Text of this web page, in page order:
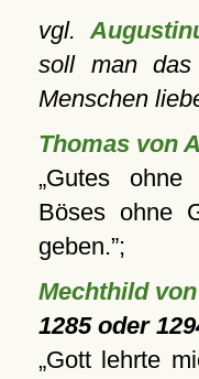
vgl.
soll man
Menschen
Thomas von
Gutes
Böses ohne
geben. ;
Mechthild
1285 oder
Gott lehrte